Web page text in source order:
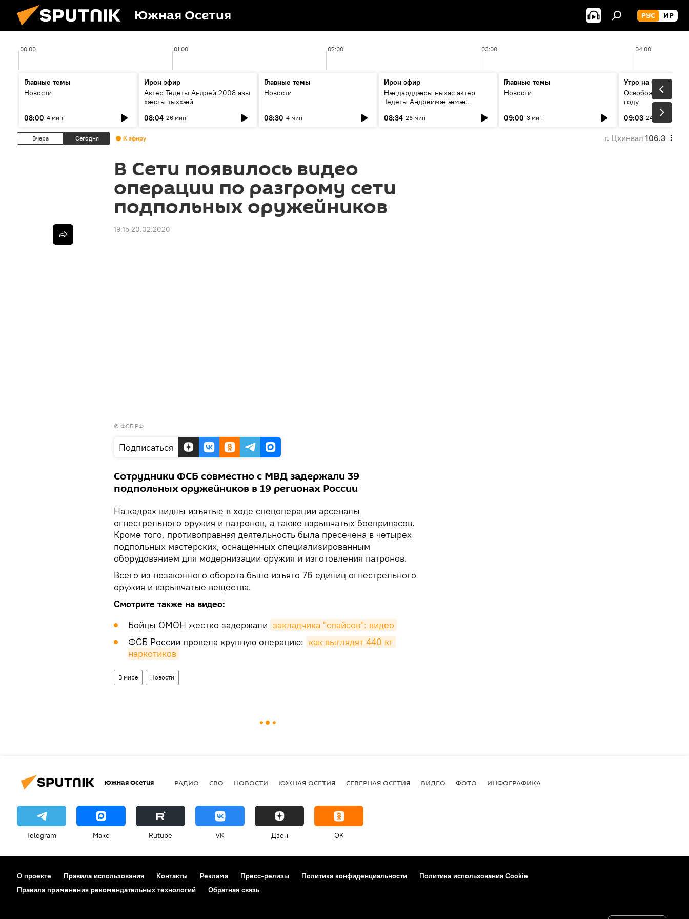
Южная Осетия РУС ИР
00:00 01:00 02:00 03:00 04:00
Главные темы
Новости
08:00 4 мин
Ирон эфир
Актер Тедеты Андрей 2008 азы
хæсты тыххæй
08:04 26 мин
Главные темы
Новости
08:30 4 мин
Ирон эфир
Нæ дарддæры ныхас актер
Тедеты Андреимæ æмæ
хæст цыди"
08:34 26 мин
Главные темы
Новости
09:00 3 мин
Утро на Спутнике
Освобождение
году
09:03 24 мин
Вчера Сегодня К эфиру г. Цхинвал 106.3
В Сети появилось видео
операции по разгрому сети
подпольных оружейников
19:15 20.02.2020
© ФСБ РФ
Подписаться
Сотрудники ФСБ совместно с МВД задержали 39
подпольных оружейников в 19 регионах России
На кадрах видны изъятые в ходе спецоперации арсеналы
огнестрельного оружия и патронов, а также взрывчатых боеприпасов.
Кроме того, противоправная деятельность была пресечена в четырех
подпольных мастерских, оснащенных специализированным
оборудованием для модернизации оружия и изготовления патронов.
Всего из незаконного оборота было изъято 76 единиц огнестрельного
оружия и взрывчатые вещества.
Смотрите также на видео:
Бойцы ОМОН жестко задержали закладчика "спайсов": видео
ФСБ России провела крупную операцию: как выглядят 440 кг
наркотиков
В мире Новости
Южная Осетия РАДИО СВО НОВОСТИ ЮЖНАЯ ОСЕТИЯ СЕВЕРНАЯ ОСЕТИЯ ВИДЕО ФОТО ИНФОГРАФИКА
Telegram Макс Rutube VK Дзен OK
О проекте Правила использования Контакты Реклама Пресс-релизы Политика конфиденциальности
Политика использования Cookie
Правила применения рекомендательных технологий
Обратная связь